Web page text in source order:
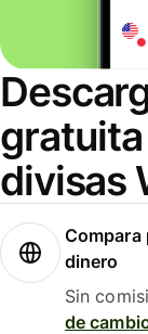
divisas
Compara
dinero
Sin
de